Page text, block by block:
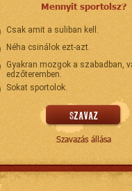
Mennyit sportolsz?
Csak amit a suliban kell.
Néha csinálok ezt-azt.
Gyakran mozgok a szabadban,
edzőteremben.
Sokat sportolok.
Szavazás állása